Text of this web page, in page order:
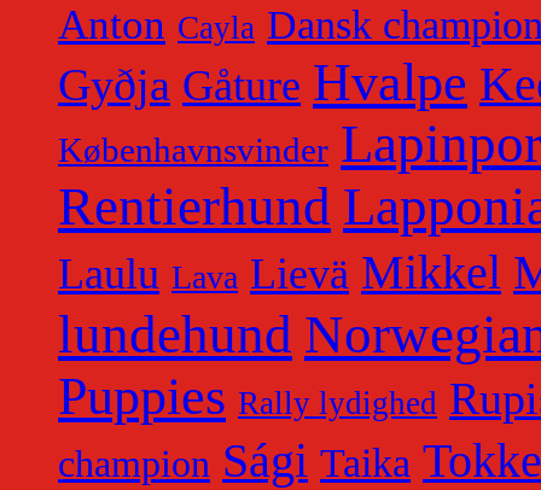
Anton Cayla Dansk
Gyðja Gåture Hvalpe
Københavnsvinder
Rentierhund
Laulu Lava Lievä Mikkel
lundehund
Puppies Rally lydighed
champion Sági Taika Tokke